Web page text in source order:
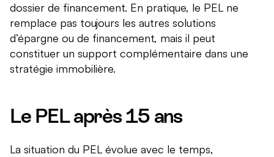
dossier de financement. En pratique, le PEL ne
remplace pas toujours les autres solutions
d’épargne ou de financement, mais il peut
constituer un support complémentaire dans une
stratégie immobilière.
Le PEL après 15 ans
La situation du PEL évolue avec le temps,